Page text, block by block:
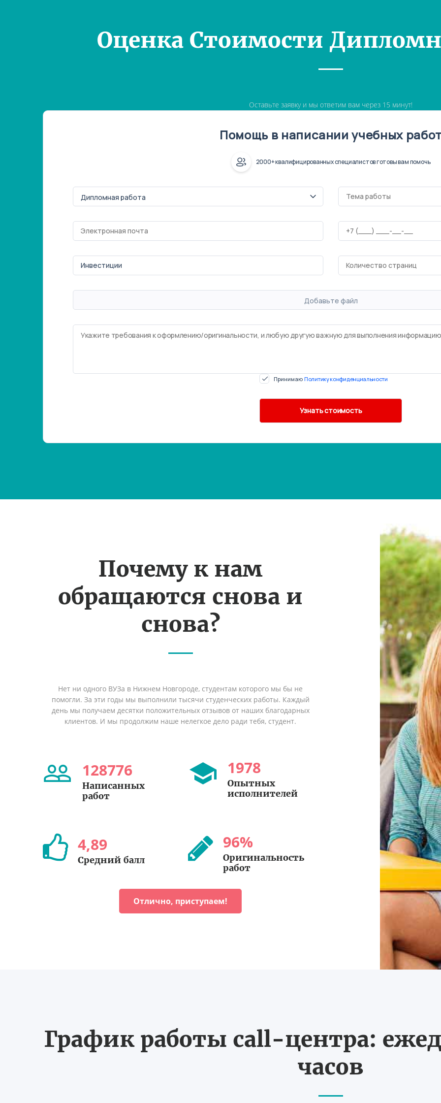
Оценка Стоимости
Оставьте заявку и мы ответим вам через 15 минут!
Помощь в написании учебных
2000+ квалифицированных специалистов готовы вам помочь
Добавьте файл
Принимаю Политику конфиденциальности
Почему к нам
обращаются снова и
снова?
Нет ни одного ВУЗа в Нижнем Новгороде, студентам которого мы бы не
помогли. За эти годы мы выполнили тысячи студенческих работы. Каждый
день мы получаем десятки положительных отзывов от наших благодарных
клиентов. И мы продолжим наше нелегкое дело ради тебя, студент.
128776
Написанных
работ
1978
Опытных
исполнителей
4,89
Средний балл
96%
Оригинальность
работ
Отлично, приступаем!
График работы call-центра:
часов